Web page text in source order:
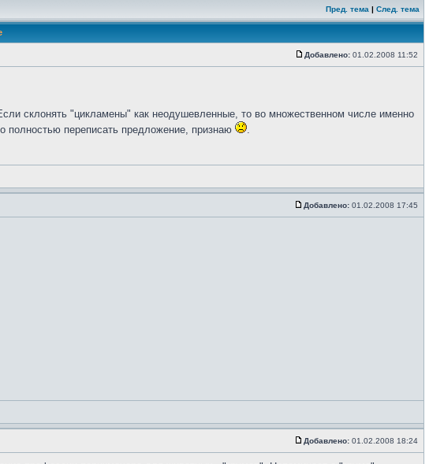
Пред. тема | След. тема
Добавлено: 01.02.2008 11:52
склонять "цикламены" как неодушевленные, то во множественном числе именно
полностью переписать предложение, признаю
.
Добавлено: 01.02.2008 17:45
Добавлено: 01.02.2008 18:24